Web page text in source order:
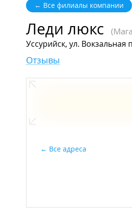
← Все филиалы компании
Леди люкс
Уссурийск, ул. Вокзальная
Отзывы
Все адреса